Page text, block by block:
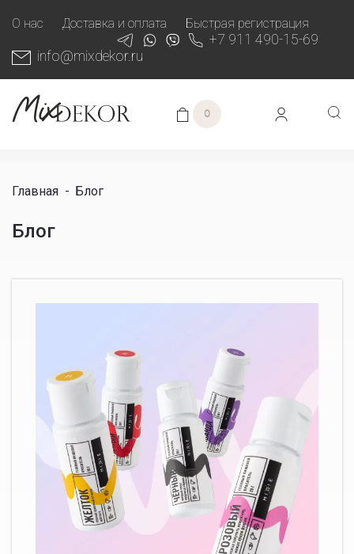
О нас Доставка и оплата Быстрая регистрация
+7 911 490-15-69
info@mixdekor.ru
0
Главная - Блог
Блог